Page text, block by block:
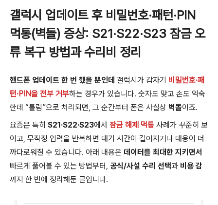
갤럭시 업데이트 후 비밀번호·패턴·PIN
먹통(벽돌) 증상: S21·S22·S23 잠금 오
류 복구 방법과 수리비 정리
핸드폰 업데이트 한 번 했을 뿐인데 갤럭시가 갑자기 비밀번호·패
턴·PIN을 전부 거부하는 경우가 있습니다. 숫자도 맞고 손도 익숙
한데 “틀림”으로 처리되면, 그 순간부터 폰은 사실상 벽돌이죠.
요즘은 특히 S21·S22·S23에서 잠금 해제 먹통 사례가 꾸준히 보
이고, 무작정 입력을 반복하면 대기 시간이 길어지거나 대응이 더
까다로워질 수 있습니다. 아래 내용은 데이터를 최대한 지키면서
빠르게 풀어볼 수 있는 방법부터, 공식/사설 수리 선택과 비용 감
까지 한 번에 정리해둔 글입니다.